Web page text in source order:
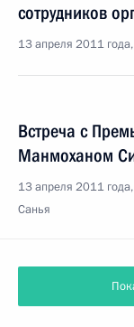
сотрудников
13 апреля 2011
Встреча с
Манмоханом
13 апреля 2011
Санья